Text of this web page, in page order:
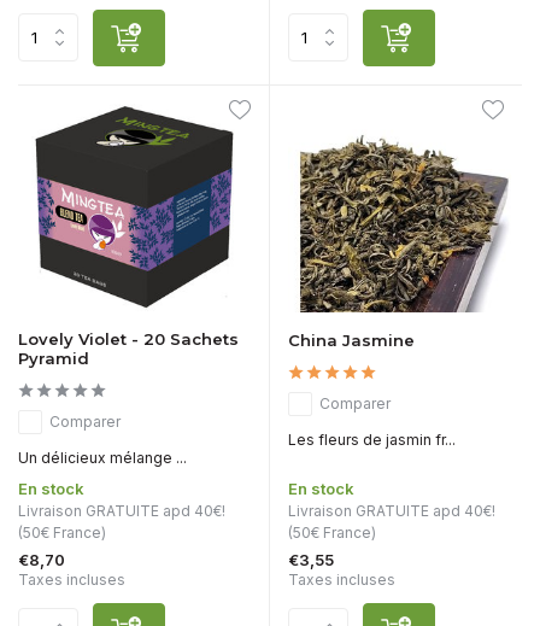
Lovely Violet - 20 Sachets
Pyramid
Comparer
Un délicieux mélange ...
En stock
Livraison GRATUITE apd 40€!
(50€ France)
€8,70
Taxes incluses
China Jasmine
Comparer
Les fleurs de jasmin fr...
En stock
Livraison GRATUITE apd 40€!
(50€ France)
€3,55
Taxes incluses